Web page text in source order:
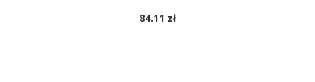
84.11 zł